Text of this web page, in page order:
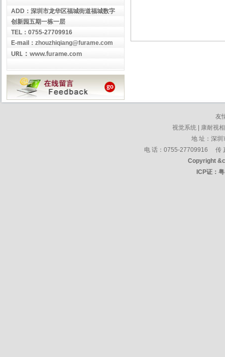
ADD ： 深圳市龙华区福城街道福城数字
创新园五期一栋一层
TEL ： 0755-27709916
E-mail ： zhouzhiqiang@furame.com
URL ： www.furame.com
友
视觉系统|
康耐视
地 址： 深圳
电 话：0755-27709916 传
Copyright
ICP证：